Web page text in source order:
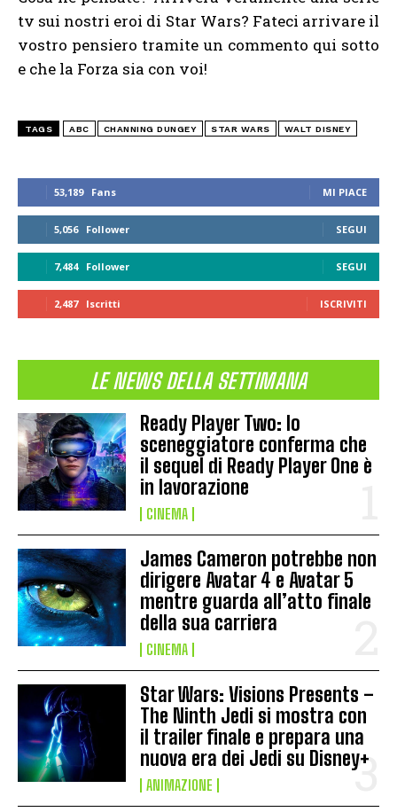
53,189 Fans MI PIACE
5,056 Follower SEGUI
7,484 Follower SEGUI
2,487 Iscritti ISCRIVITI
LE NEWS DELLA SETTIMANA
Ready Player Two: lo
sceneggiatore conferma che
il sequel di Ready Player One è
in lavorazione
CINEMA
James Cameron potrebbe non
dirigere Avatar 4 e Avatar 5
mentre guarda all’atto finale
della sua carriera
CINEMA
Star Wars: Visions Presents –
The Ninth Jedi si mostra con
il trailer finale e prepara una
nuova era dei Jedi su Disney+
ANIMAZIONE
tv sui nostri eroi di Star Wars? Fateci arrivare il
vostro pensiero tramite un commento qui sotto
e che la Forza sia con voi!
TAGS ABC CHANNING DUNGEY STAR WARS WALT DISNEY